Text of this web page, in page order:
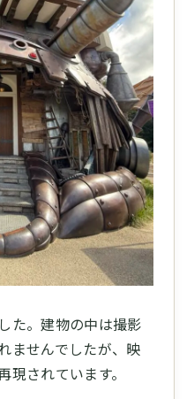
た。建物の中は撮影
ませんでしたが、映
されています。